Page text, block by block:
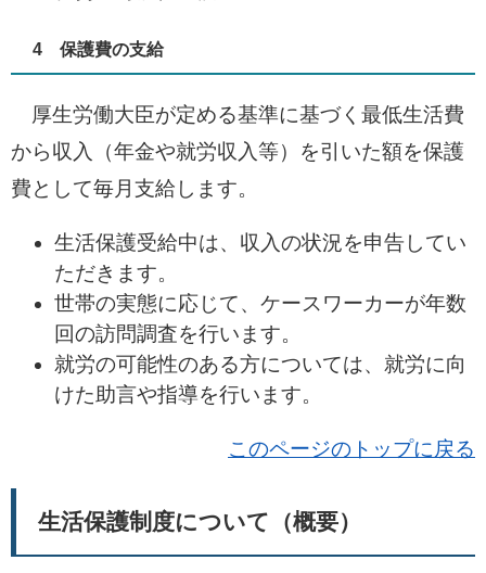
4 保護費の支給
厚生労働大臣が定める基準に基づく最低生活費
から収入（年金や就労収入等）を引いた額を保護
費として毎月支給します。
生活保護受給中は、収入の状況を申告してい
ただきます。
世帯の実態に応じて、ケースワーカーが年数
回の訪問調査を行います。
就労の可能性のある方については、就労に向
けた助言や指導を行います。
このページのトップに戻る
生活保護制度について（概要）